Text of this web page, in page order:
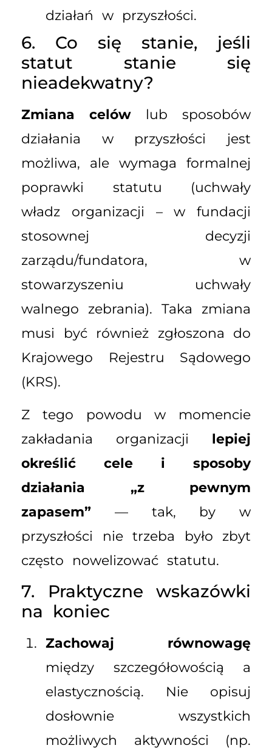
działań w przyszłości.
6. Co się stanie, jeśli
statut stanie się
nieadekwatny?
Zmiana celów lub sposobów
działania w przyszłości jest
możliwa, ale wymaga formalnej
poprawki statutu (uchwały
władz organizacji – w fundacji
stosownej decyzji
zarządu/fundatora, w
stowarzyszeniu uchwały
walnego zebrania). Taka zmiana
musi być również zgłoszona do
Krajowego Rejestru Sądowego
(KRS).
Z tego powodu w momencie
zakładania organizacji lepiej
określić cele i sposoby
działania „z pewnym
zapasem” — tak, by w
przyszłości nie trzeba było zbyt
często nowelizować statutu.
7. Praktyczne wskazówki
na koniec
Zachowaj równowagę
między szczegółowością a
elastycznością. Nie opisuj
dosłownie wszystkich
możliwych aktywności (np.